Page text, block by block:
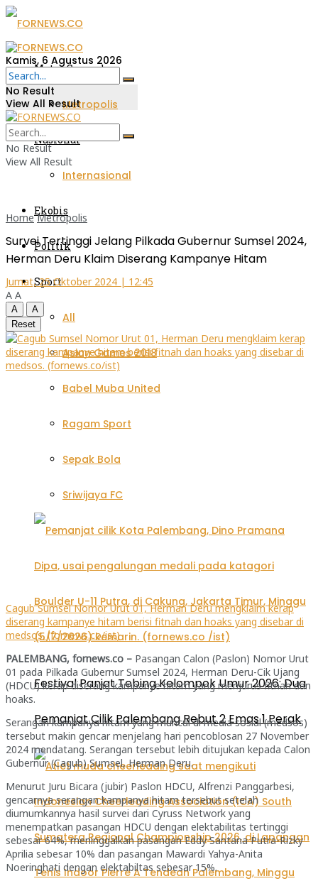
Metro Sumsel
Metropolis
Nasional
Internasional
Ekobis
Politik
Sport
All
Asian Games 2018
Babel Muba United
Ragam Sport
Sepak Bola
Sriwijaya FC
Festival Panjat Tebing Kelompok Umur 2026: Dua
Pemanjat Cilik Palembang Rebut 2 Emas 1 Perak
Kamis, 6 Agustus 2026
No Result
View All Result
No Result
View All Result
Home Metropolis
Survei Tertinggi Jelang Pilkada Gubernur Sumsel 2024,
Herman Deru Klaim Diserang Kampanye Hitam
Jumat, 25 Oktober 2024 | 12:45
A A
A
A
Reset
Cagub Sumsel Nomor Urut 01, Herman Deru mengklaim kerap
diserang kampanye hitam berisi fitnah dan hoaks yang disebar di
medsos. (fornews.co/ist)
PALEMBANG, fornews.co – Pasangan Calon (Paslon) Nomor Urut
01 pada Pilkada Gubernur Sumsel 2024, Herman Deru-Cik Ujang
(HDCU) kerap diserang kampanye hitam yang menjurus fitnah dan
hoaks.
Serangan kampanya hitam yang muncul di media sosial (medsos)
tersebut makin gencar menjelang hari pencoblosan 27 November
2024 mendatang. Serangan tersebut lebih ditujukan kepada Calon
Gubernur (Cagub) Sumsel, Herman Deru.
Menurut Juru Bicara (jubir) Paslon HDCU, Alfrenzi Panggarbesi,
gencarnya serangan kampanya hitam tersebut setelah
diumumkannya hasil survei dari Cyruss Network yang
menempatkan pasangan HDCU dengan elektabilitas tertinggi
sebesar 64%, meninggalkan pasangan Eddy Santana Putra-Rizky
Aprilia sebesar 10% dan pasangan Mawardi Yahya-Anita
Noeringhati dengan elektabiltas sebesar 15%.